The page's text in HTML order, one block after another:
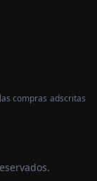
compras adscritas